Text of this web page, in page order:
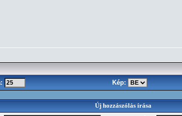
Kép:
Új hozzászólás írása